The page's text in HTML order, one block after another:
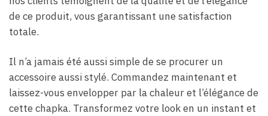
de ce produit, vous garantissant une satisfaction
totale.
Il n’a jamais été aussi simple de se procurer un
accessoire aussi stylé. Commandez maintenant et
laissez-vous envelopper par la chaleur et l’élégance de
cette chapka. Transformez votre look en un instant et